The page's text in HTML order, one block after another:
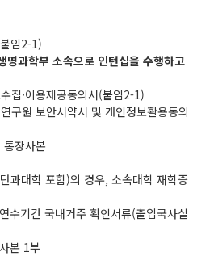
임2-1)
과학부 소속으로 인턴십을 수행하고
집·이용제공동의서(붙임2-1)
구원 보안서약서 및 개인정보활용동의
장사본
과대학 포함)의 경우, 소속대학 재학증
수기간 국내거주 확인서류(출입국사실
본 1부